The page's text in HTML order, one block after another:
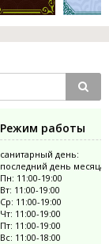
Режим работы
санитарный день:
последний день месяца
Пн: 11:00-19:00
Вт: 11:00-19:00
Ср: 11:00-19:00
Чт: 11:00-19:00
Пт: 11:00-19:00
Вс: 11:00-18:00